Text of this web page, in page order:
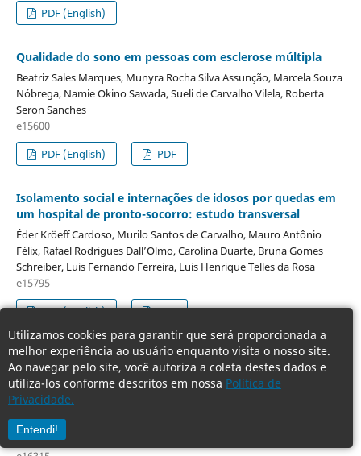
Utilizamos cookies para garantir que será proporcionada a
melhor experiência ao usuário enquanto visita o nosso site.
Ao navegar pelo site, você autoriza a coleta destes dados e
utiliza-los conforme descritos em nossa Política de
Privacidade.
Entendi!
PDF (English)
Qualidade do sono em pessoas com esclerose múltipla
Beatriz Sales Marques, Munyra Rocha Silva Assunção, Marcela Souza
Nóbrega, Namie Okino Sawada, Sueli de Carvalho Vilela, Roberta
Seron Sanches
e15600
PDF (English)
PDF
Isolamento social e internações de idosos por quedas em
um hospital de pronto-socorro: estudo transversal
Éder Kröeff Cardoso, Murilo Santos de Carvalho, Mauro Antônio
Félix, Rafael Rodrigues Dall’Olmo, Carolina Duarte, Bruna Gomes
Schreiber, Luis Fernando Ferreira, Luis Henrique Telles da Rosa
e15795
PDF (English)
PDF
Antibiofilm activity of the ethanolic extract of the leaves
of Eugenia klotzschiana O. Berg against Gram-positive
bacteria
Charles Lima Ribeiro, Maria José Barbaresco, Alliny das Graças
Amaral, Anna Laura Santana Chagas, Letícia Arantes da Silva,
Adriano Pereira Ramiro, Josana Castro Peixoto, Plínio Lázaro Naves